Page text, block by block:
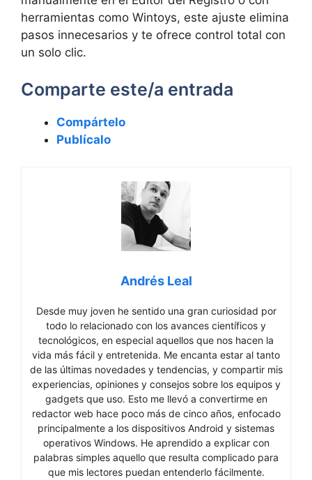
herramientas como Wintoys, este ajuste elimina
pasos innecesarios y te ofrece control total con
un solo clic.
Comparte este/a entrada
Compártelo
Publícalo
Andrés Leal
Desde muy joven he sentido una gran curiosidad por
todo lo relacionado con los avances científicos y
tecnológicos, en especial aquellos que nos hacen la
vida más fácil y entretenida. Me encanta estar al tanto
de las últimas novedades y tendencias, y compartir mis
experiencias, opiniones y consejos sobre los equipos y
gadgets que uso. Esto me llevó a convertirme en
redactor web hace poco más de cinco años, enfocado
principalmente a los dispositivos Android y sistemas
operativos Windows. He aprendido a explicar con
palabras simples aquello que resulta complicado para
que mis lectores puedan entenderlo fácilmente.